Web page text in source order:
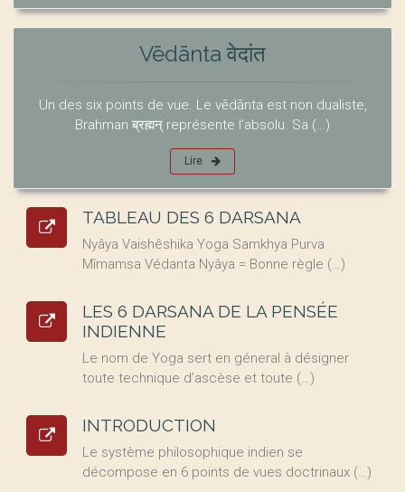
Vēdānta वेदांत
Un des six points de vue. Le vēdānta est non dualiste,
Brahman ब्रह्मन् représente l’absolu. Sa (…)
Lire
TABLEAU DES 6 DARSANA
Nyâya Vaishêshika Yoga Samkhya Purva
Mîmamsa Védanta Nyâya = Bonne règle (…)
LES 6 DARSANA DE LA PENSÉE
INDIENNE
Le nom de Yoga sert en géneral à désigner
toute technique d’ascèse et toute (…)
INTRODUCTION
Le système philosophique indien se
décompose en 6 points de vues doctrinaux (…)